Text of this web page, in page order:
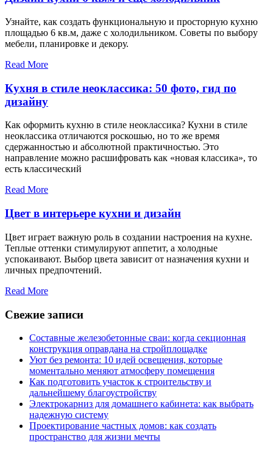
Узнайте, как создать функциональную и просторную кухню
площадью 6 кв.м, даже с холодильником. Советы по выбору
мебели, планировке и декору.
Read More
Кухня в стиле неоклассика: 50 фото, гид по
дизайну
Как оформить кухню в стиле неоклассика? Кухни в стиле
неоклассика отличаются роскошью, но то же время
сдержанностью и абсолютной практичностью. Это
направление можно расшифровать как «новая классика», то
есть классический
Read More
Цвет в интерьере кухни и дизайн
Цвет играет важную роль в создании настроения на кухне.
Теплые оттенки стимулируют аппетит, а холодные
успокаивают. Выбор цвета зависит от назначения кухни и
личных предпочтений.
Read More
Свежие записи
Составные железобетонные сваи: когда секционная
конструкция оправдана на стройплощадке
Уют без ремонта: 10 идей освещения, которые
моментально меняют атмосферу помещения
Как подготовить участок к строительству и
дальнейшему благоустройству
Электрокарниз для домашнего кабинета: как выбрать
надежную систему
Проектирование частных домов: как создать
пространство для жизни мечты